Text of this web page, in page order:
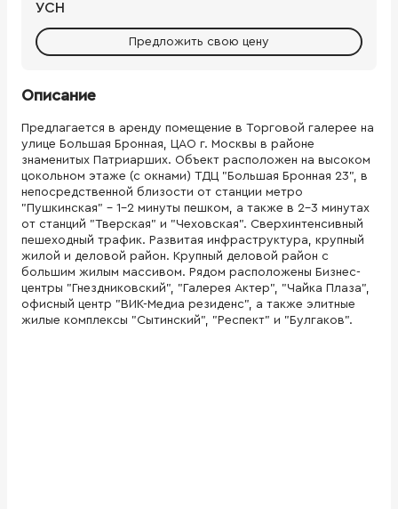
УСН
Предложить свою цену
Описание
Предлагается в аренду помещение в Торговой галерее на
улице Большая Бронная, ЦАО г. Москвы в районе
знаменитых Патриарших. Объект расположен на высоком
цокольном этаже (с окнами) ТДЦ "Большая Бронная 23", в
непосредственной близости от станции метро
"Пушкинская" - 1-2 минуты пешком, а также в 2-3 минутах
от станций "Тверская" и "Чеховская". Сверхинтенсивный
пешеходный трафик. Развитая инфраструктура, крупный
жилой и деловой район. Крупный деловой район с
большим жилым массивом. Рядом расположены Бизнес-
центры "Гнездниковский", "Галерея Актер", "Чайка Плаза",
офисный центр "ВИК-Медиа резиденс", а также элитные
жилые комплексы "Сытинский", "Респект" и "Булгаков".